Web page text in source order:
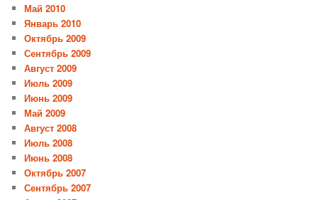
Май 2010
Январь 2010
Октябрь 2009
Сентябрь 2009
Август 2009
Июль 2009
Июнь 2009
Май 2009
Август 2008
Июль 2008
Июнь 2008
Октябрь 2007
Сентябрь 2007